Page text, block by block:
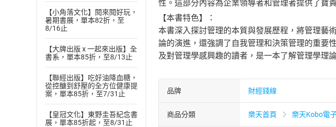
【小角落文化】閱來閱好玩，
暑期書展，單本82折，至
8/16止
【大牌出版 x 一起來出版】全
書系，單本85折，至8/13止
【聯經出版】吃好油降血糖，
從控醣到舒壓的全方位健康提
案，單本85折，至7/31止
【皇冠文化】東野圭吾紀念書
展，單本85折起，至8/31止
性。這部分內容為企業領導者和管理者提供了寶
【本書特色】：
本書深入探討管理的本質與發展歷程，將管理藝
論的演進，還強調了自我管理和決策管理的重要
及對管理學感興趣的讀者，是一本了解管理學理
品牌 財經錢線
商品分類 樂天首頁 樂天Kobo電